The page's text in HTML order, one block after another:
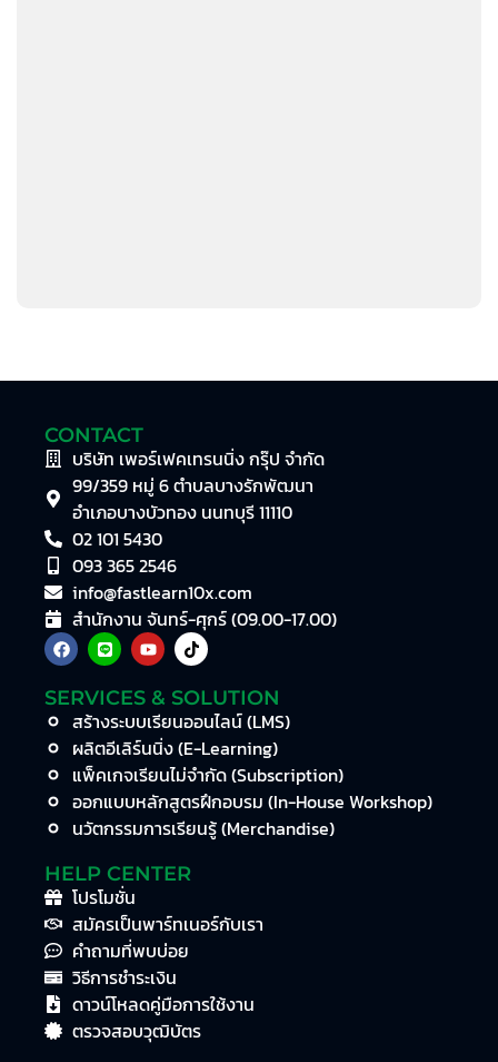
CONTACT
บริษัท เพอร์เฟคเทรนนิ่ง กรุ๊ป จำกัด
99/359 หมู่ 6 ตำบลบางรักพัฒนา
อำเภอบางบัวทอง นนทบุรี 11110
02 101 5430
093 365 2546
info@fastlearn10x.com
สำนักงาน จันทร์-ศุกร์ (09.00-17.00)
SERVICES & SOLUTION
สร้างระบบเรียนออนไลน์ (LMS)
ผลิตอีเลิร์นนิ่ง (E-Learning)
แพ็คเกจเรียนไม่จำกัด (Subscription)
ออกแบบหลักสูตรฝึกอบรม (In-House Workshop)
นวัตกรรมการเรียนรู้ (Merchandise)
HELP CENTER
โปรโมชั่น
สมัครเป็นพาร์ทเนอร์กับเรา
คำถามที่พบบ่อย
วิธีการชำระเงิน
ดาวน์โหลดคู่มือการใช้งาน
ตรวจสอบวุฒิบัตร